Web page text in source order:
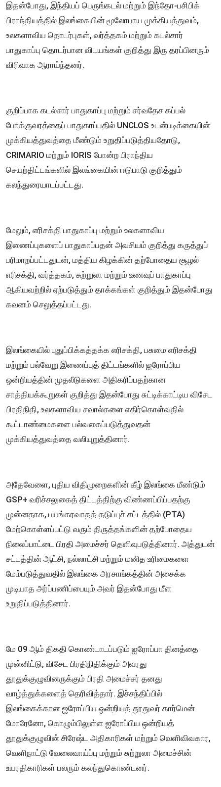
இதன்போது, இந்தியப் பெருங்கடல் மற்றும் இந்தோ-பசிபிக்
பிராந்தியத்தில் இலங்கையின் மூலோபாய முக்கியத்துவம்,
உலகளாவிய தொடர்புகள், வர்த்தகம் மற்றும் கடல்சார்
பாதுகாப்பு தொடர்பான விடயங்கள் குறித்து இரு தரப்பினரும்
விரிவாக ஆராய்ந்தனர்.
குறிப்பாக கடல்சார் பாதுகாப்பு மற்றும் சர்வதேச கப்பல்
போக்குவரத்தைப் பாதுகாப்பதில் UNCLOS உடன்படிக்கையின்
முக்கியத்துவத்தை மீண்டும் உறுதிப்படுத்தியதோடு,
CRIMARIO மற்றும் IORIS போன்ற பிராந்திய
செயற்திட்டங்களில் இலங்கையின் ஈடுபாடு குறித்தும்
கலந்துரையாடப்பட்டது.
மேலும், எரிசக்தி பாதுகாப்பு மற்றும் உலகளாவிய
இணைப்புகளைப் பாதுகாப்பதன் அவசியம் குறித்து கருத்துப்
பரிமாறப்பட்டதுடன், மத்திய கிழக்கின் தற்போதைய சூழல்
எரிசக்தி, வர்த்தகம், சுற்றுலா மற்றும் உணவுப் பாதுகாப்பு
ஆகியவற்றில் ஏற்படுத்தும் தாக்கங்கள் குறித்தும் இதன்போது
கவனம் செலுத்தப்பட்டது.
இலங்கையில் புதுப்பிக்கத்தக்க எரிசக்தி, பசுமை எரிசக்தி
மற்றும் பல்வேறு இணைப்புத் திட்டங்களில் ஐரோப்பிய
ஒன்றியத்தின் முதலீடுகளை அதிகரிப்பதற்கான
சாத்தியக்கூறுகள் குறித்து இதன்போது சுட்டிக்காட்டிய விசேட
பிரதிநிதி, உலகளாவிய சவால்களை எதிர்கொள்வதில்
கூட்டாண்மைகளை பல்வகைப்படுத்துவதன்
முக்கியத்துவத்தை வலியுறுத்தினார்.
அதேவேளை, புதிய விதிமுறைகளின் கீழ் இலங்கை மீண்டும்
GSP+ வரிச்சலுகைத் திட்டத்திற்கு விண்ணப்பிப்பதற்கு
முன்னதாக, பயங்கரவாதத் தடுப்புச் சட்டத்தில் (PTA)
மேற்கொள்ளப்பட்டு வரும் திருத்தங்களின் தற்போதைய
நிலைப்பாட்டை பிரதி அமைச்சர் தெளிவுபடுத்தினார். அத்துடன்
சட்டத்தின் ஆட்சி, நல்லாட்சி மற்றும் மனித உரிமைகளை
மேம்படுத்துவதில் இலங்கை அரசாங்கத்தின் அசைக்க
முடியாத அர்ப்பணிப்பையும் அவர் இதன்போது மீள
உறுதிப்படுத்தினார்.
மே 09 ஆம் திகதி கொண்டாடப்படும் ஐரோப்பா தினத்தை
முன்னிட்டு, விசேட பிரதிநிதிக்கும் அவரது
தூதுக்குழுவினருக்கும் பிரதி அமைச்சர் தனது
வாழ்த்துக்களைத் தெரிவித்தார். இச்சந்திப்பில்
இலங்கைக்கான ஐரோப்பிய ஒன்றியத் தூதுவர் கார்மென்
மோரேனோ, கொழும்பிலுள்ள ஐரோப்பிய ஒன்றியத்
தூதுக்குழுவின் சிரேஷ்ட அதிகாரிகள் மற்றும் வெளிவிவகார,
வெளிநாட்டு வேலைவாய்ப்பு மற்றும் சுற்றுலா அமைச்சின்
உயரதிகாரிகள் பலரும் கலந்துகொண்டனர்.